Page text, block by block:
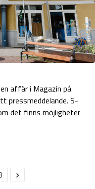
affär i Magazin på
pressmeddelande. S-
det finns möjligheter